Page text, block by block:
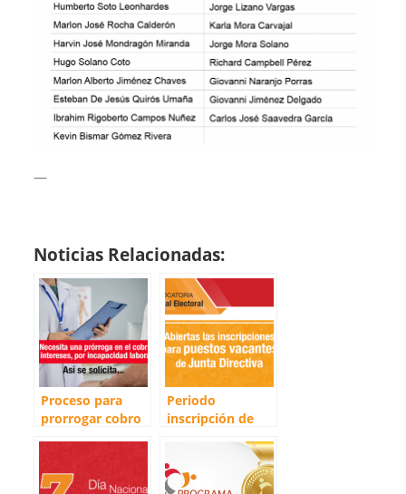
—
Noticias Relacionadas:
Proceso para
prorrogar cobro
incapacidad
Periodo
inscripción de
puestos vacantes
de Junta